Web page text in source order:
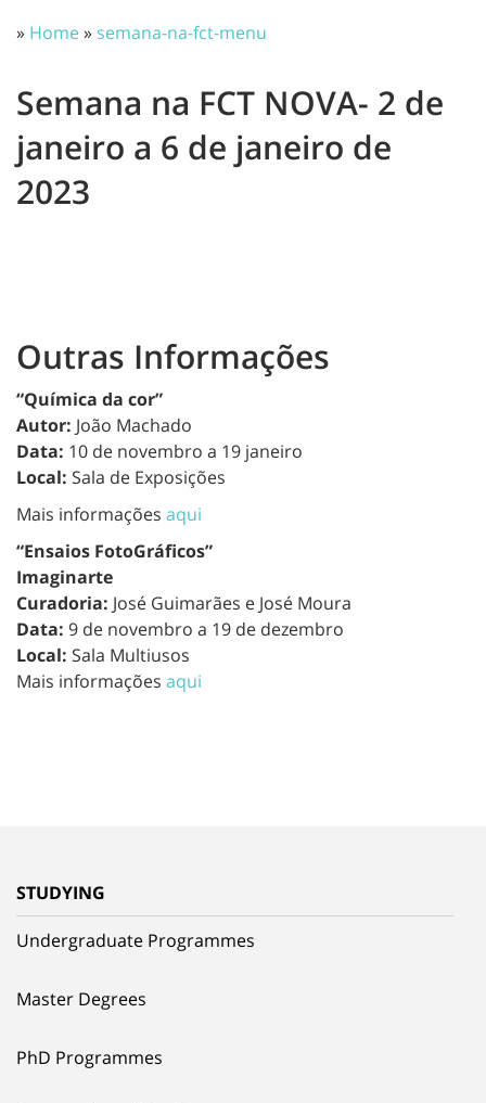
» Home» semana-na-fct-menu
Semana na FCT NOVA- 2 de
janeiro a 6 de janeiro de
2023
Outras Informações
“Química da cor”
Autor: João Machado
Data: 10 de novembro a 19 janeiro
Local: Sala de Exposições
Mais informações aqui
“Ensaios FotoGráficos”
Imaginarte
Curadoria: José Guimarães e José Moura
Data: 9 de novembro a 19 de dezembro
Local: Sala Multiusos
Mais informações aqui
STUDYING
Undergraduate Programmes
Master Degrees
PhD Programmes